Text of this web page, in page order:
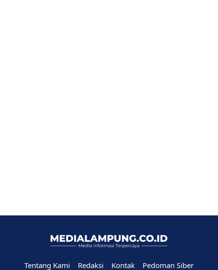
Tentang Kami Redaksi Kontak Pedoman Siber